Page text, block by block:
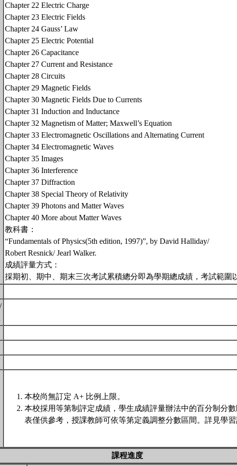
Chapter 22 Electric Charge
Chapter 23 Electric Fields
Chapter 24 Gauss’ Law
Chapter 25 Electric Potential
Chapter 26 Capacitance
Chapter 27 Current and Resistance
Chapter 28 Circuits
Chapter 29 Magnetic Fields
Chapter 30 Magnetic Fields Due to Currents
Chapter 31 Induction and Inductance
Chapter 32 Magnetism of Matter; Maxwell’s Equation
Chapter 33 Electromagnetic Oscillations and Alternating Current
Chapter 34 Electromagnetic Waves
Chapter 35 Images
Chapter 36 Interference
Chapter 37 Diffraction
Chapter 38 Special Theory of Relativity
Chapter 39 Photons and Matter Waves
Chapter 40 More about Matter Waves
教科書：
“Fundamentals of Physics(5th edition, 1997)”, by David Halliday/
Robert Resnick/ Jearl Walker.
成績評量方式：
採期初、期中、期末三次考試累積總分即為學期總成績，考試範圍
本校尚無訂定 A+ 比例上限。
本校採用等第制評定成績，學生成績評量辦法中的百分制分
表僅供參考，授課教師可依等第定義調整分數區間。詳見學
課程進度